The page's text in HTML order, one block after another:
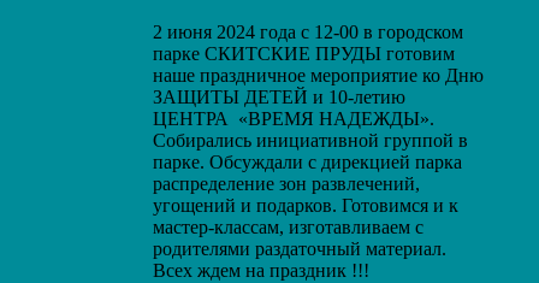
2 июня 2024 года с 12-00 в городском
парке СКИТСКИЕ ПРУДЫ готовим
наше праздничное мероприятие ко Дню
ЗАЩИТЫ ДЕТЕЙ и 10-летию
ЦЕНТРА «ВРЕМЯ НАДЕЖДЫ».
Собирались инициативной группой в
парке. Обсуждали с дирекцией парка
распределение зон развлечений,
угощений и подарков. Готовимся и к
мастер-классам, изготавливаем с
родителями раздаточный материал.
Всех ждем на праздник !!!